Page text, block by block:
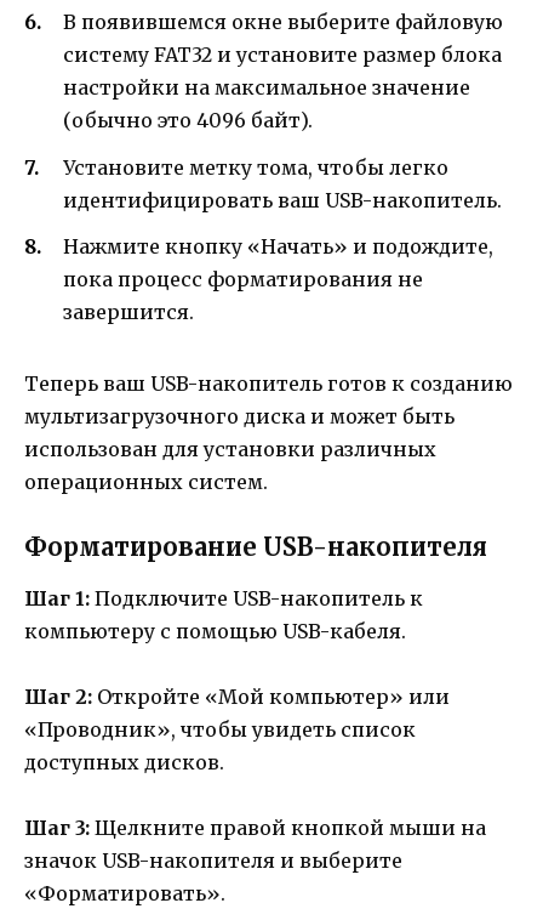
В появившемся окне выберите файловую
систему FAT32 и установите размер блока
настройки на максимальное значение
(обычно это 4096 байт).
Установите метку тома, чтобы легко
идентифицировать ваш USB-накопитель.
Нажмите кнопку «Начать» и подождите,
пока процесс форматирования не
завершится.
Теперь ваш USB-накопитель готов к созданию
мультизагрузочного диска и может быть
использован для установки различных
операционных систем.
Форматирование USB-накопителя
Шаг 1: Подключите USB-накопитель к
компьютеру с помощью USB-кабеля.
Шаг 2: Откройте «Мой компьютер» или
«Проводник», чтобы увидеть список
доступных дисков.
Шаг 3: Щелкните правой кнопкой мыши на
значок USB-накопителя и выберите
«Форматировать».